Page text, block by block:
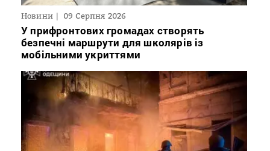
Новини 09 Серпня 2026
У прифронтових громадах створять
безпечні маршрути для школярів із
мобільними укриттями